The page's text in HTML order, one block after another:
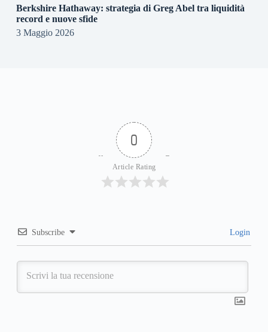
Berkshire Hathaway: strategia di Greg Abel tra liquidità
record e nuove sfide
3 Maggio 2026
0
Article Rating
Subscribe Login